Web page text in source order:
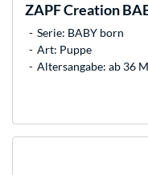
ZAPF Creation
Serie: BABY born
Art: Puppe
Altersangabe: ab 36